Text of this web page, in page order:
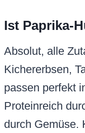
Ist Paprika-
Absolut, alle
Kichererbsen,
passen perfekt
Proteinreich
durch Gemüse.